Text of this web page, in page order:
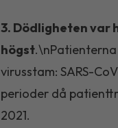
3. Dödligheten var
högst
virusstam: SARS-
perioder då
2021.